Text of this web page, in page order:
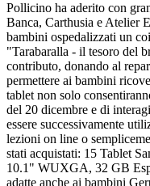
Pollicino ha aderito con
Banca, Carthusia e Atelier
bambini ospedalizzati un
"Tarabaralla - il tesoro del
contributo, donando al
permettere ai bambini
tablet non solo
del 20 dicembre e di
essere successivamente
lezioni on line o
stati acquistati: 15 Tablet
10.1" WUXGA, 32 GB
adatte anche ai bambini